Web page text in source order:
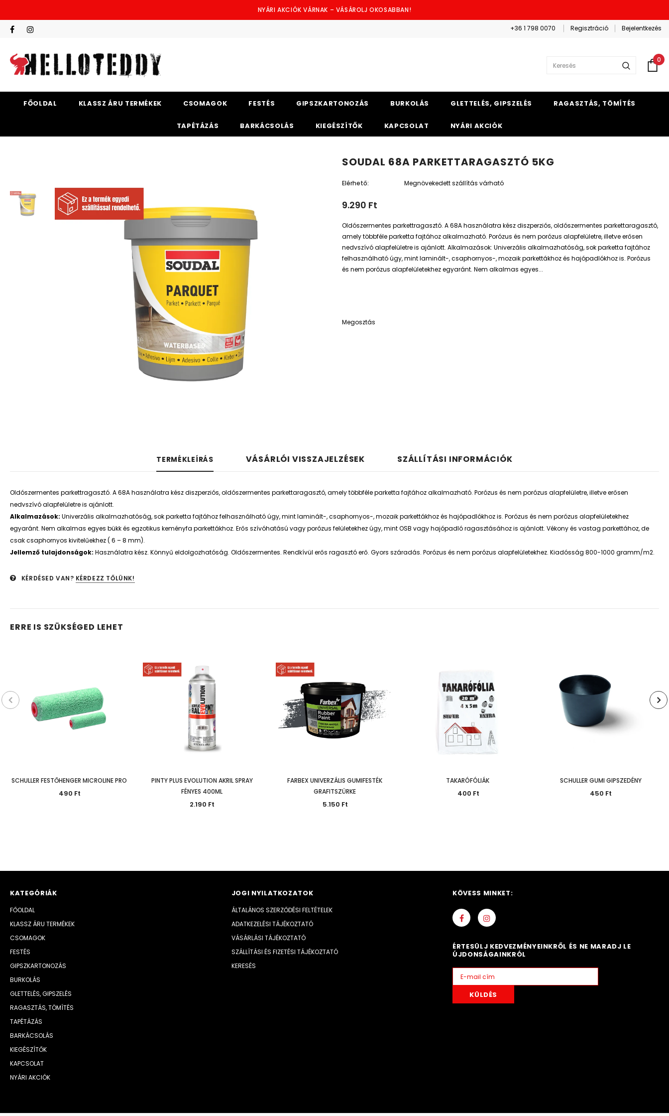
NYÁRI AKCIÓK VÁRNAK – VÁSÁROLJ OKOSABBAN!
+36 1 798 0070 Regisztráció Bejelentkezés
0
FŐOLDAL KLASSZ ÁRU TERMÉKEK CSOMAGOK FESTÉS GIPSZKARTONOZÁS BURKOLÁS GLETTELÉS, GIPSZELÉS RAGASZTÁS, TÖMÍTÉS
TAPÉTÁZÁS BARKÁCSOLÁS KIEGÉSZÍTŐK KAPCSOLAT NYÁRI AKCIÓK
SOUDAL 68A PARKETTARAGASZTÓ 5KG
Elérhető: Megnövekedett szállítás várható
9.290 Ft
Oldószermentes parkettragasztó. A 68A használatra kész diszperziós, oldószermentes parkettaragasztó,
amely többféle parketta fajtához alkalmazható. Porózus és nem porózus alapfelületre, illetve erősen
nedvszívó alapfelületre is ajánlott. Alkalmazások: Univerzális alkalmazhatóság, sok parketta fajtához
felhasználható úgy, mint laminált-, csaphornyos-, mozaik parkettákhoz és hajópadlókhoz is. Porózus
és nem porózus alapfelületekhez egyaránt. Nem alkalmas egyes...
Megosztás
TERMÉKLEÍRÁS VÁSÁRLÓI VISSZAJELZÉSEK SZÁLLÍTÁSI INFORMÁCIÓK
Oldószermentes parkettragasztó. A 68A használatra kész diszperziós, oldószermentes parkettaragasztó, amely többféle parketta fajtához alkalmazható. Porózus és nem porózus alapfelületre, illetve erősen
nedvszívó alapfelületre is ajánlott.
Alkalmazások: Univerzális alkalmazhatóság, sok parketta fajtához felhasználható úgy, mint laminált-, csaphornyos-, mozaik parkettákhoz és hajópadlókhoz is. Porózus és nem porózus alapfelületekhez
egyaránt. Nem alkalmas egyes bükk és egzotikus keményfa parkettákhoz. Erős szívóhatású vagy porózus felületekhez úgy, mint OSB vagy hajópadló ragasztásához is ajánlott. Vékony és vastag parkettához, de
csak csaphornyos kivitelűekhez ( 6 – 8 mm).
Jellemző tulajdonságok:Használatra kész. Könnyű eldolgozhatóság. Oldószermentes. Rendkívül erős ragasztó erő. Gyors száradás. Porózus és nem porózus alapfelületekhez. Kiadósság 800-1000 gramm/m2.
KÉRDÉSED VAN? KÉRDEZZ TŐLÜNK!
ERRE IS SZÜKSÉGED LEHET
SCHULLER FESTŐHENGER MICROLINE PRO
490 Ft
PINTY PLUS EVOLUTION AKRIL SPRAY
FÉNYES 400ML
2.190 Ft
FARBEX UNIVERZÁLIS GUMIFESTÉK
GRAFITSZÜRKE
5.150 Ft
TAKARÓFÓLIÁK
400 Ft
SCHULLER GUMI GIPSZEDÉNY
450 Ft
KATEGÓRIÁK
FŐOLDAL
KLASSZ ÁRU TERMÉKEK
CSOMAGOK
FESTÉS
GIPSZKARTONOZÁS
BURKOLÁS
GLETTELÉS, GIPSZELÉS
RAGASZTÁS, TÖMÍTÉS
TAPÉTÁZÁS
BARKÁCSOLÁS
KIEGÉSZÍTŐK
KAPCSOLAT
NYÁRI AKCIÓK
JOGI NYILATKOZATOK
ÁLTALÁNOS SZERZŐDÉSI FELTÉTELEK
ADATKEZELÉSI TÁJÉKOZTATÓ
VÁSÁRLÁSI TÁJÉKOZTATÓ
SZÁLLÍTÁSI ÉS FIZETÉSI TÁJÉKOZTATÓ
KERESÉS
KÖVESS MINKET:
ÉRTESÜLJ KEDVEZMÉNYEINKRŐL ÉS NE MARADJ LE
ÚJDONSÁGAINKRÓL